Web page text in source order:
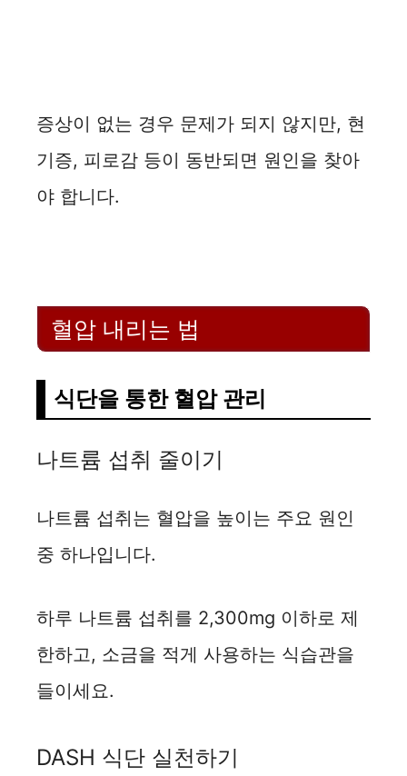
증상이 없는 경우 문제가 되지 않지만, 현
기증, 피로감 등이 동반되면 원인을 찾아
야 합니다.
혈압 내리는 법
식단을 통한 혈압 관리
나트륨 섭취 줄이기
나트륨 섭취는 혈압을 높이는 주요 원인
중 하나입니다.
하루 나트륨 섭취를 2,300mg 이하로 제
한하고, 소금을 적게 사용하는 식습관을
들이세요.
DASH 식단 실천하기